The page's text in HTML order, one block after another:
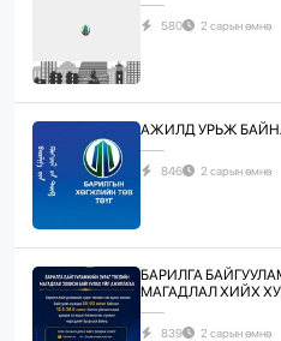
580 2 сарын өмнө
АЖИЛД УРЬЖ
846 2 сарын өмнө
БАРИЛГА
МАГАДЛАЛ ХИЙХ
839 2 сарын өмнө